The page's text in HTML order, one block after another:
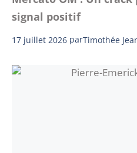
signal positif
17 juillet 2026 parTimothée